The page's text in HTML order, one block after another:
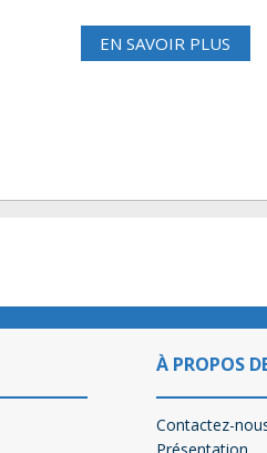
EN SAVOIR PLUS
À PROPOS
Contactez-